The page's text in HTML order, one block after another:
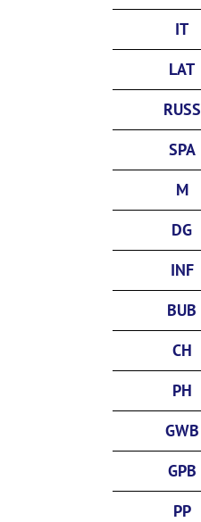
IT
LAT
RUSS
SPA
M
DG
INF
BUB
CH
PH
GWB
GPB
PP